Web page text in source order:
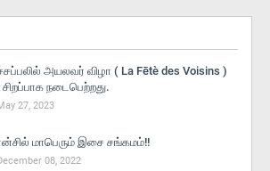
அயலவர் விழா ( La Fētè des Voisins )
சிறப்பாக நடைபெற்றது.
27, 2023
மாபெரும் இசை சங்கமம்!!
08, 2022